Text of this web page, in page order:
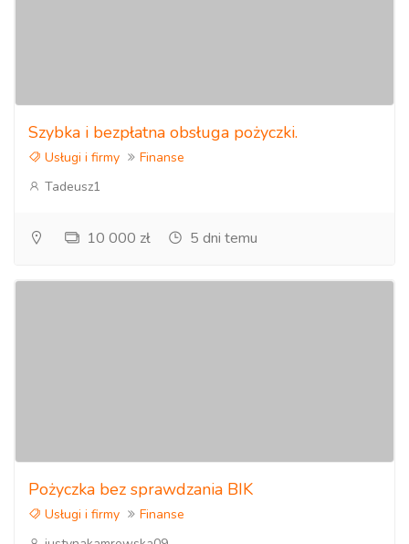
Szybka i bezpłatna obsługa pożyczki.
Usługi i firmy
Finanse
Tadeusz1
10 000 zł 5 dni temu
Pożyczka bez sprawdzania BIK
Usługi i firmy
Finanse